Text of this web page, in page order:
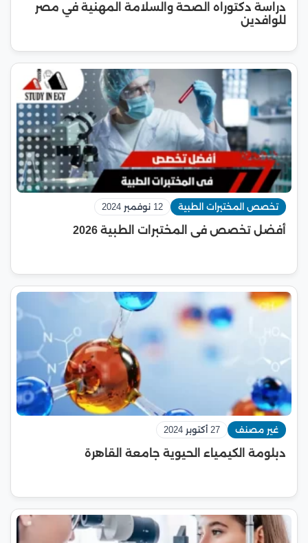
دراسة دكتوراه الصحة والسلامة المهنية في مصر
للوافدين
تخصص المختبرات الطبية 12 نوفمبر 2024
أفضل تخصص فى المختبرات الطبية 2026
غير مصنف 27 أكتوبر 2024
دبلومة الكيمياء الحيوية جامعة القاهرة